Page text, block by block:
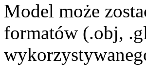
Model może
formatów (.obj,